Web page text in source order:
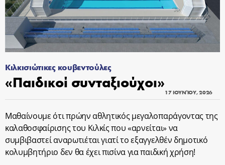
Κιλκισιώτικες κουβεντούλες
«Παιδικοί συνταξιούχοι»
17 ΙΟΥΝΊΟΥ, 2026
Μαθαίνουμε ότι πρώην αθλητικός μεγαλοπαράγοντας της
καλαθοσφαίρισης του Κιλκίς που «αρνείται» να
συμβιβαστεί αναρωτιέται γιατί το εξαγγελθέν δημοτικό
κολυμβητήριο δεν θα έχει πισίνα για παιδική χρήση!